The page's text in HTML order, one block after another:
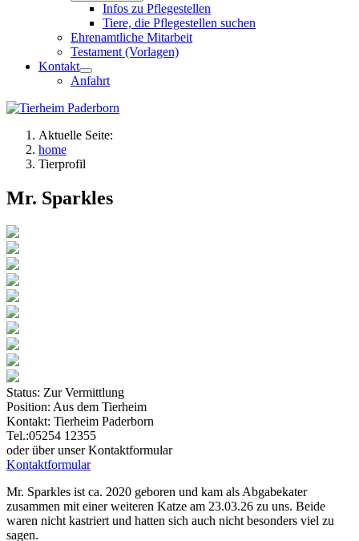
Infos zu Pflegestellen
Tiere, die Pflegestellen suchen
Ehrenamtliche Mitarbeit
Testament (Vorlagen)
Kontakt
Anfahrt
Aktuelle Seite:
home
Tierprofil
Mr. Sparkles
Status: Zur Vermittlung
Position: Aus dem Tierheim
Kontakt: Tierheim Paderborn
Tel.:05254 12355
oder über unser Kontaktformular
Kontaktformular
Mr. Sparkles ist ca. 2020 geboren und kam als Abgabekater
zusammen mit einer weiteren Katze am 23.03.26 zu uns. Beide
waren nicht kastriert und hatten sich auch nicht besonders viel zu
sagen.